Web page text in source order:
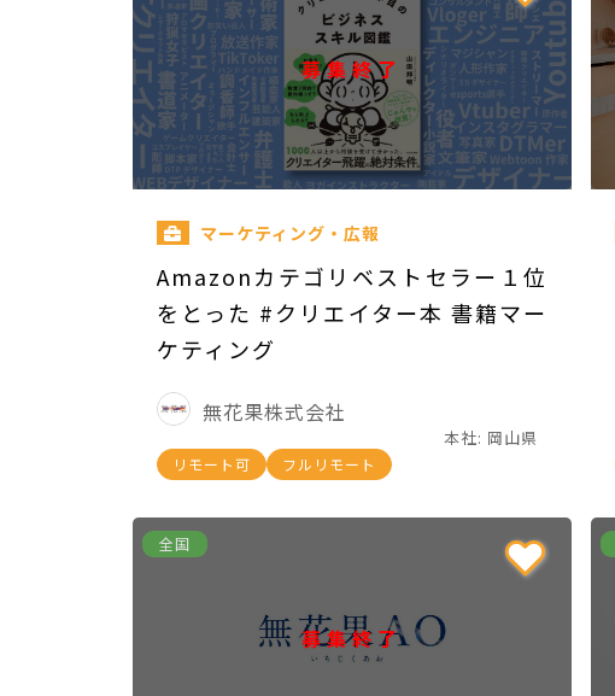
募集終了
マーケティング・広報
Amazonカテゴリベストセラー１位
をとった #クリエイター本 書籍マー
ケティング
無花果株式会社
本社: 岡山県
リモート可 フルリモート
全国
募集終了